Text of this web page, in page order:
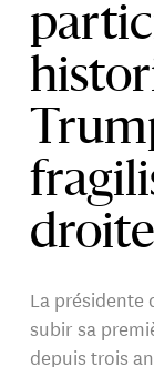
La présidente
subir sa
depuis trois